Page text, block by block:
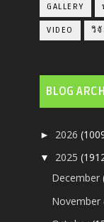
GALLERY
VIDEO วิจั
BLOG
► 2026
▼ 2025
December
November